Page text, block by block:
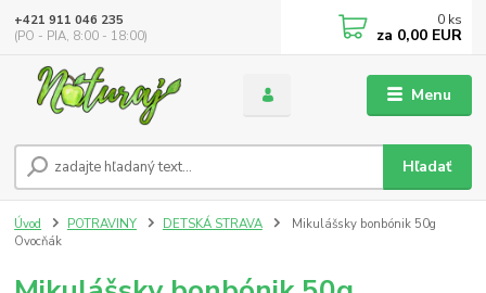
Menu
Hľadať
+421 911 046 235
(PO - PIA, 8:00 - 18:00)
0 ks
za 0,00 EUR
Úvod POTRAVINY DETSKÁ STRAVA
Mikulášsky bonbónik 50g
Ovocňák